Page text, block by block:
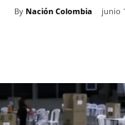
By Nación Colombia junio